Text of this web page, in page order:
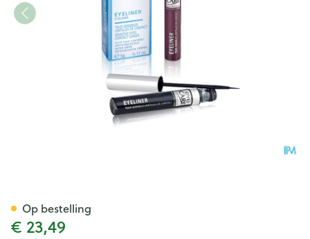
€ 23,49
Op bestelling